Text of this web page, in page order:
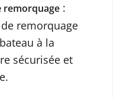
remorquage :
remorquage
à la
sécurisée et